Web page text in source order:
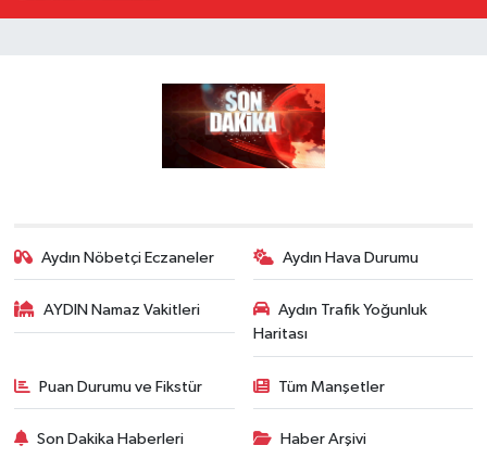
Aydın Nöbetçi Eczaneler Aydın Hava Durumu
AYDIN Namaz Vakitleri
Aydın Trafik Yoğunluk
Haritası
Puan Durumu ve Fikstür Tüm Manşetler
Son Dakika Haberleri Haber Arşivi